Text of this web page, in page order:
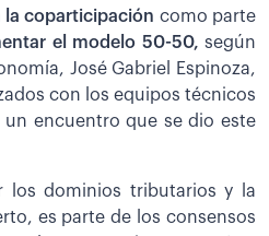
coparticipación como parte
el modelo 50-50,según
José Gabriel Espinoza,
con los equipos técnicos
encuentro que se dio este
los dominios tributarios y la
es parte de los consensos